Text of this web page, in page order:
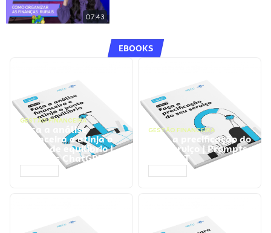
07:43
EBOOKS
GESTÃO FINANCEIRA
Faça a análise
financeira e atinja o
ponto de equilíbrio |
Prompts ChatGPT
GESTÃO FINANCEIRA
Faça a precificação do
seu serviço | Prompts
ChatGPT